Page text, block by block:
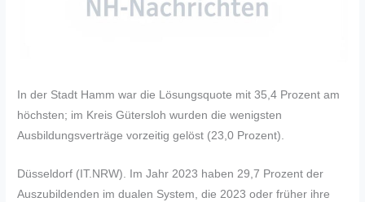
In der Stadt Hamm war die Lösungsquote mit 35,4 Prozent am
höchsten; im Kreis Gütersloh wurden die wenigsten
Ausbildungsverträge vorzeitig gelöst (23,0 Prozent).
Düsseldorf (IT.NRW). Im Jahr 2023 haben 29,7 Prozent der
Auszubildenden im dualen System, die 2023 oder früher ihre